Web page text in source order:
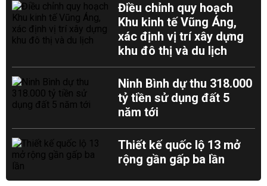
Điều chỉnh quy hoạch
Khu kinh tế Vũng Áng,
xác định vị trí xây dựng
khu đô thị và du lịch
Ninh Bình dự thu 318.000
tỷ tiền sử dụng đất 5
năm tới
Thiết kế quốc lộ 13 mở
rộng gần gấp ba lần